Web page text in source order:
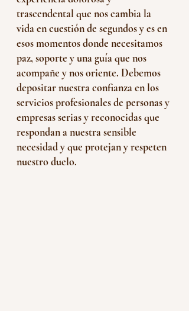
trascendental que nos cambia la
vida en cuestión de segundos y es en
esos momentos donde necesitamos
paz, soporte y una guía que nos
acompañe y nos oriente. Debemos
depositar nuestra confianza en los
servicios profesionales de personas y
empresas serias y reconocidas que
respondan a nuestra sensible
necesidad y que protejan y respeten
nuestro duelo.